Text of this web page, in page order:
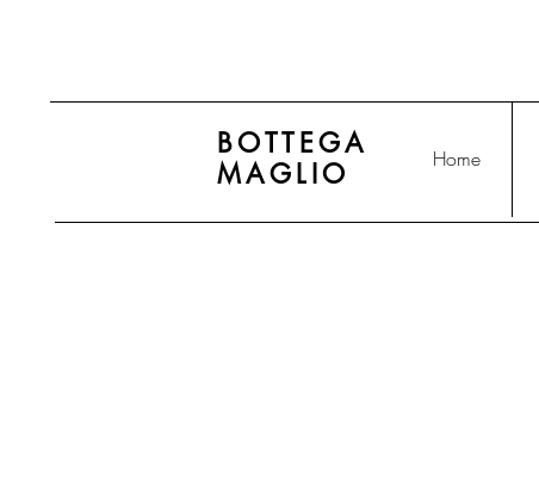
BOTTEGA
MAGLIO
Home